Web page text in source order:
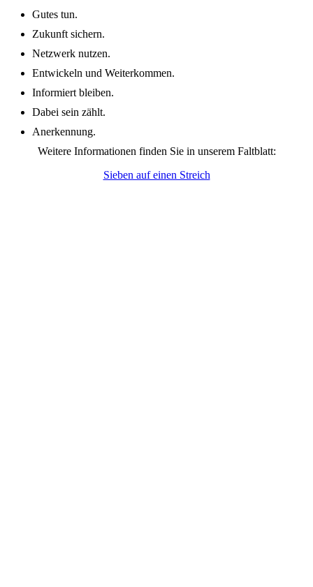
Gutes tun.
Zukunft sichern.
Netzwerk nutzen.
Entwickeln und Weiterkommen.
Informiert bleiben.
Dabei sein zählt.
Anerkennung.
Weitere Informationen finden Sie in unserem Faltblatt:
Sieben auf einen Streich